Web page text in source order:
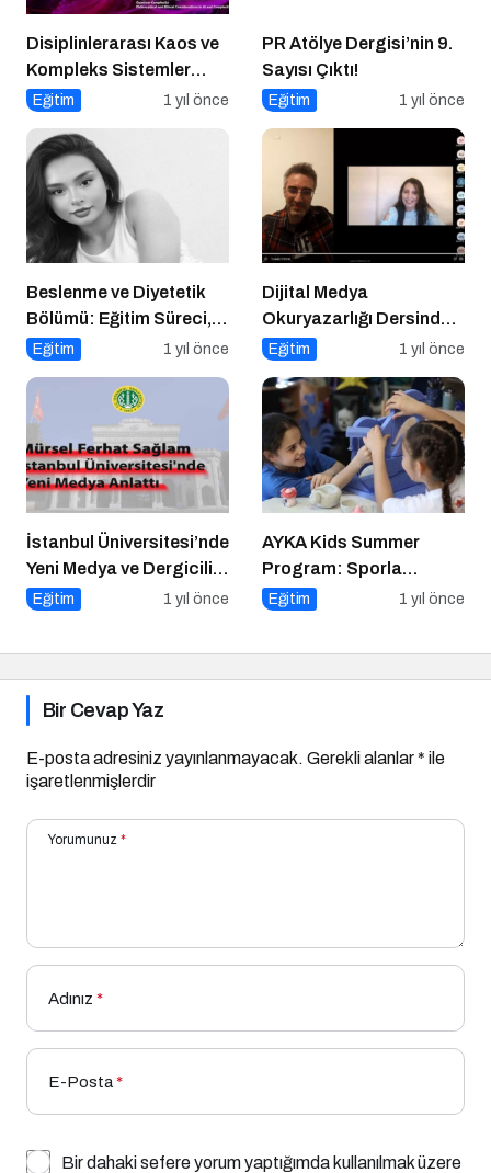
Disiplinlerarası Kaos ve
Kompleks Sistemler
Sempozyumu İçin Geri
Eğitim 1 yıl önce
PR Atölye Dergisi’nin 9.
Sayısı Çıktı!
Eğitim 1 yıl önce
Beslenme ve Diyetetik
Bölümü: Eğitim Süreci,
Kariyer Olanakları ve
Eğitim 1 yıl önce
Dijital Medya
Okuryazarlığı Dersinde
Dijital Markalaşma
Eğitim 1 yıl önce
İstanbul Üniversitesi’nde
Yeni Medya ve Dergicilik
Konuşuldu
Eğitim 1 yıl önce
AYKA Kids Summer
Program: Sporla
Geleceğe Yönelik Bir
Eğitim 1 yıl önce
Bir Cevap Yaz
E-posta adresiniz yayınlanmayacak. Gerekli alanlar* ile
işaretlenmişlerdir
Yorumunuz *
Adınız *
E-Posta*
Bir dahaki sefere yorum yaptığımda kullanılmak üzere